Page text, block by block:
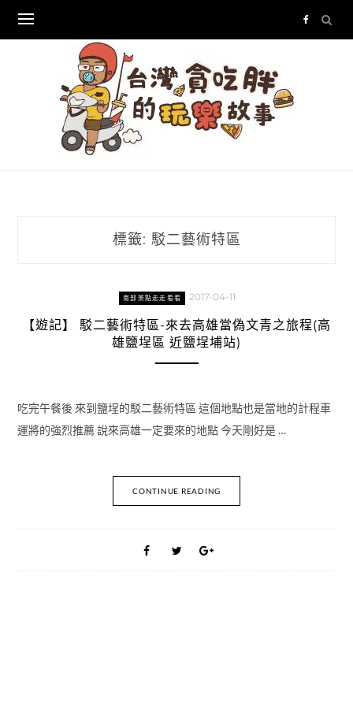
content
標籤: 駁二藝術特區
南部景點走走看看 2017-04-11
【遊記】 駁二藝術特區-來去高雄當偽文青之旅程(高
雄鹽埕區 近鹽埕埔站)
吃完午餐後 來到鹽埕的駁二藝術特區 這個地點也是當地的計程車
運將的強烈推薦 說來高雄一定要來的地點 今天剛好是 …
CONTINUE READING